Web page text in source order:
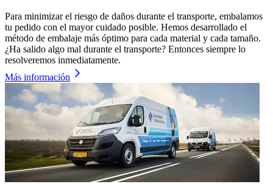
Para minimizar el riesgo de daños durante el transporte, embalamos
tu pedido con el mayor cuidado posible. Hemos desarrollado el
método de embalaje más óptimo para cada material y cada tamaño.
¿Ha salido algo mal durante el transporte? Entonces siempre lo
resolveremos inmediatamente.
Más información